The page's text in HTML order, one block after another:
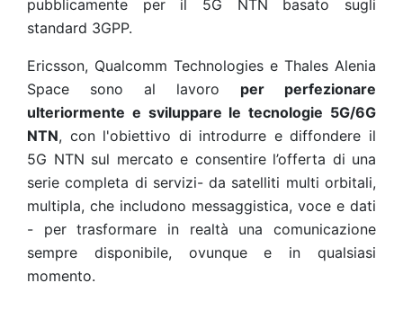
pubblicamente per il 5G NTN basato sugli
standard 3GPP.
Ericsson, Qualcomm Technologies e Thales Alenia
Space sono al lavoro per perfezionare
ulteriormente e sviluppare le tecnologie 5G/6G
NTN, con l'obiettivo di introdurre e diffondere il
5G NTN sul mercato e consentire l’offerta di una
serie completa di servizi- da satelliti multi orbitali,
multipla, che includono messaggistica, voce e dati
- per trasformare in realtà una comunicazione
sempre disponibile, ovunque e in qualsiasi
momento.